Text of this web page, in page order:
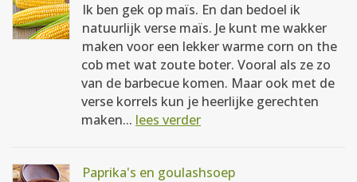
Ik ben gek op maïs. En dan bedoel ik
natuurlijk verse maïs. Je kunt me wakker
maken voor een lekker warme corn on the
cob met wat zoute boter. Vooral als ze zo
van de barbecue komen. Maar ook met de
verse korrels kun je heerlijke gerechten
maken... lees verder
Paprika's en goulashsoep